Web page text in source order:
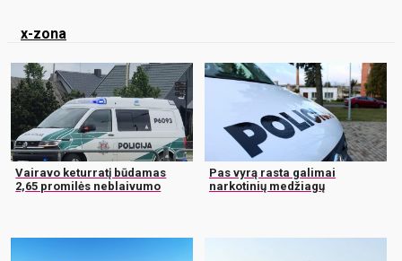
x-zona
Vairavo keturratį būdamas
2,65 promilės neblaivumo
Pas vyrą rasta galimai
narkotinių medžiagų